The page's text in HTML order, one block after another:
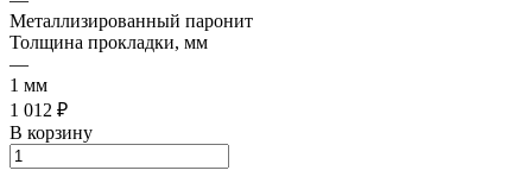
Металлизированный паронит
Толщина прокладки, мм
—
1 мм
1 012 ₽
В корзину